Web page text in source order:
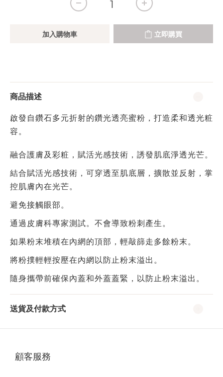
加入購物車 立即購買
商品描述
啟發自鑽石多元折射的鑽光透亮蜜粉，打造柔和透光粧
容。
融合護膚及彩粧，賦活光感技術，誘發肌底淨透光芒。
結合賦活光感技術，可穿透至肌底層，擴散並反射，掌
控肌膚內在光芒。
避免接觸眼部。
通過皮膚科專家測試。不會導致粉刺產生。
如果粉末堆積在內網的頂部，輕敲篩走多餘粉末。
將粉撲輕輕按壓在內網以防止粉末溢出。
隨身攜帶前確保內蓋和外蓋蓋緊，以防止粉末溢出。
送貨及付款方式
顧客服務